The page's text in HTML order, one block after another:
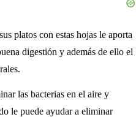
platos con estas hojas le aporta
digestión y además de ello el
las bacterias en el aire y
le puede ayudar a eliminar